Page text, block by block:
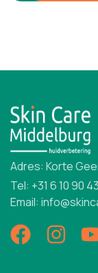
Adres: Korte
Tel: +31 6 10 90
Email: